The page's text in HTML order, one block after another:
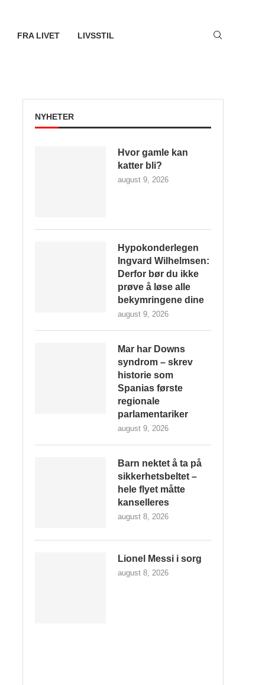
FRA LIVET LIVSSTIL
NYHETER
Hvor gamle kan
katter bli?
august 9, 2026
Hypokonderlegen
Ingvard Wilhelmsen:
Derfor bør du ikke
prøve å løse alle
bekymringene dine
august 9, 2026
Mar har Downs
syndrom – skrev
historie som
Spanias første
regionale
parlamentariker
august 9, 2026
Barn nektet å ta på
sikkerhetsbeltet –
hele flyet måtte
kanselleres
august 8, 2026
Lionel Messi i sorg
august 8, 2026